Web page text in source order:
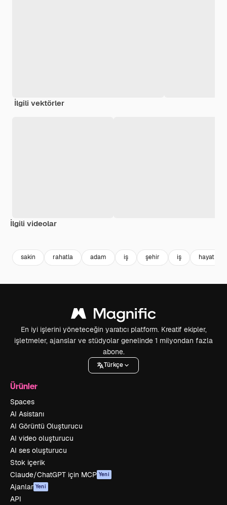
İlgili vektörler
İlgili videolar
sakin rahatla adam iş şehir iş hayat
En iyi işlerini yöneteceğin yaratıcı platform. Kreatif ekipler,
işletmeler, ajanslar ve stüdyolar genelinde 1 milyondan fazla
abone.
Türkçe
Ürünler
Spaces
AI Asistanı
AI Görüntü Oluşturucu
AI video oluşturucu
AI ses oluşturucu
Stok içerik
Claude/ChatGPT için MCP Yeni
Ajanlar Yeni
API